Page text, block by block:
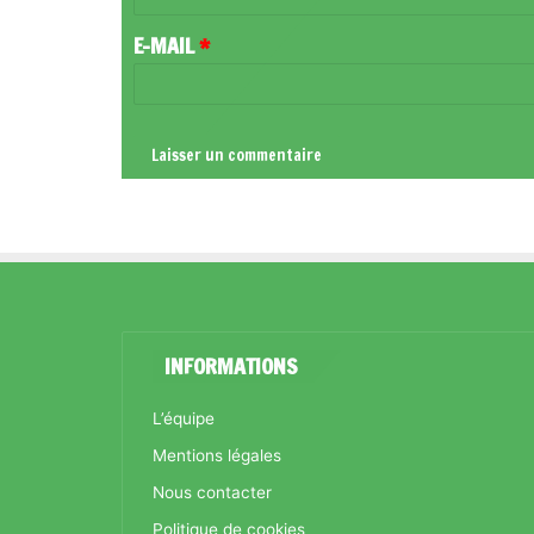
R
E-MAIL*
INFORMATIONS
L’équipe
Mentions légales
Nous contacter
Politique de cookies